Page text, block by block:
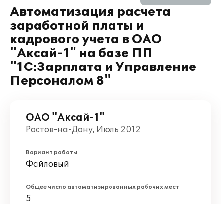
Автоматизация расчета
заработной платы и
кадрового учета в ОАО
"Аксай-1" на базе ПП
"1С:Зарплата и Управление
Персоналом 8"
ОАО "Аксай-1"
Ростов-на-Дону, Июль 2012
Вариант работы
Файловый
Общее число автоматизированных рабочих мест
5